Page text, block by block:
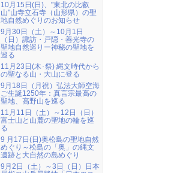
10月15日(日)、"東北の比叡
山"山寺立石寺（山形県）の聖
地自然めぐりのお知らせ
9月30日（土）～10月1日
（日）諏訪・戸隠・善光寺の
聖地自然巡りー神秘の聖地を
巡る
11月23日(木･祭) 縄文時代から
の聖なる山・大山に登る
9月18日（月祝）弘法大師空海
ご生誕1250年：真言宗最高の
聖地、高野山を巡る
11月11日（土）～12日（日）
富士山と山麓の聖地の輪を巡
る
9 月17日(日)奥松島の聖地自然
めぐり～松島の「奥」の縄文
遺跡と大自然の島めぐり
9月2日（土）～3日（日）日本